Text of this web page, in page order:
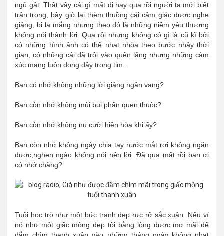
ngủ gật. Thật vậy cái gì mất đi hay qua rồi người ta mới biết
trân trọng, bây giờ lại thèm thuồng cái cảm giác được nghe
giảng, bị la mắng nhưng theo đó là những niềm yêu thương
không nói thành lời. Qua rồi nhưng không có gì là cũ kĩ bởi
có những hình ảnh có thể nhạt nhòa theo bước nhảy thời
gian, có những cái đã trôi vào quên lãng nhưng những cảm
xúc mang luôn đong đầy trong tim.
Bạn có nhớ không những lời giảng ngân vang?
Bạn còn nhớ không mùi bụi phấn quen thuộc?
Bạn còn nhớ không nụ cười hiền hòa khi ấy?
Bạn còn nhớ không ngày chia tay nước mắt rơi không ngăn
được,nghẹn ngào không nói nên lời. Đã qua mất rồi bạn ơi
có nhớ chăng?
Tuổi học trò như một bức tranh đẹp rực rỡ sắc xuân. Nếu ví
nó như một giấc mộng đẹp tôi bằng lòng được mơ mãi để